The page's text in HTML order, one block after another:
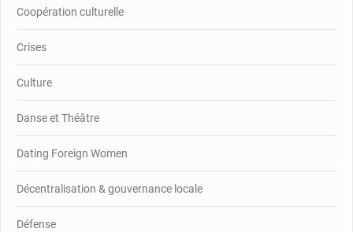
Coopération culturelle
Crises
Culture
Danse et Théâtre
Dating Foreign Women
Décentralisation & gouvernance locale
Défense